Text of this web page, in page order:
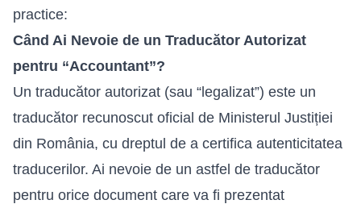
practice:
Când Ai Nevoie de un Traducător Autorizat
pentru “Accountant”?
Un traducător autorizat (sau “legalizat”) este un
traducător recunoscut oficial de Ministerul Justiției
din România, cu dreptul de a certifica autenticitatea
traducerilor. Ai nevoie de un astfel de traducător
pentru orice document care va fi prezentat